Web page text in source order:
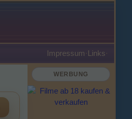
Impressum ·Links·
WERBUNG